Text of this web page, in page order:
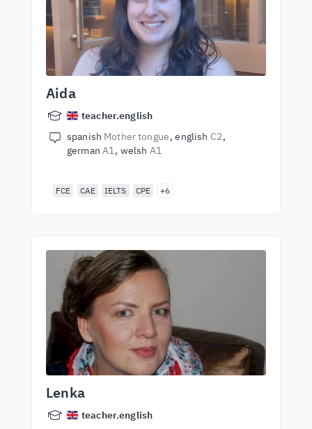
Aida
teacher.english
spanish Mother tongue english C2
german A1 welsh A1
FCE CAE IELTS CPE +6
Lenka
teacher.english